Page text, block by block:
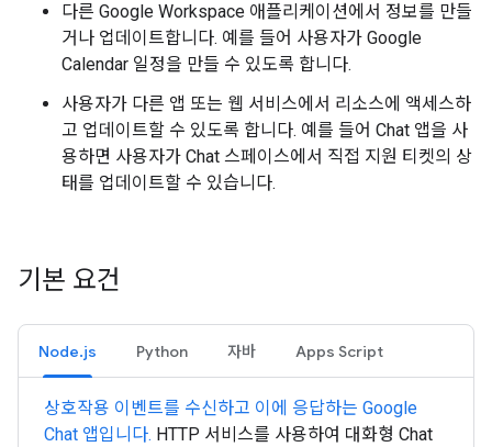
다른 Google Workspace 애플리케이션에서 정보를 만들
거나 업데이트합니다. 예를 들어 사용자가 Google
Calendar 일정을 만들 수 있도록 합니다.
사용자가 다른 앱 또는 웹 서비스에서 리소스에 액세스하
고 업데이트할 수 있도록 합니다. 예를 들어 Chat 앱을 사
용하면 사용자가 Chat 스페이스에서 직접 지원 티켓의 상
태를 업데이트할 수 있습니다.
기본 요건
Node.js Python 자바 Apps Script
상호작용 이벤트를 수신하고 이에 응답하는 Google
Chat 앱입니다. HTTP 서비스를 사용하여 대화형 Chat